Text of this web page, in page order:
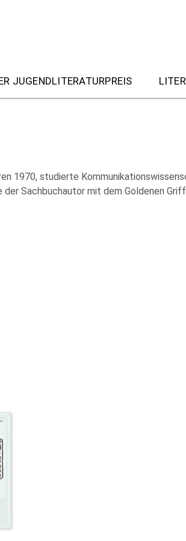
JUGENDLITERATURPREIS
1970, studierte
der Sachbuchautor mit dem Goldenen